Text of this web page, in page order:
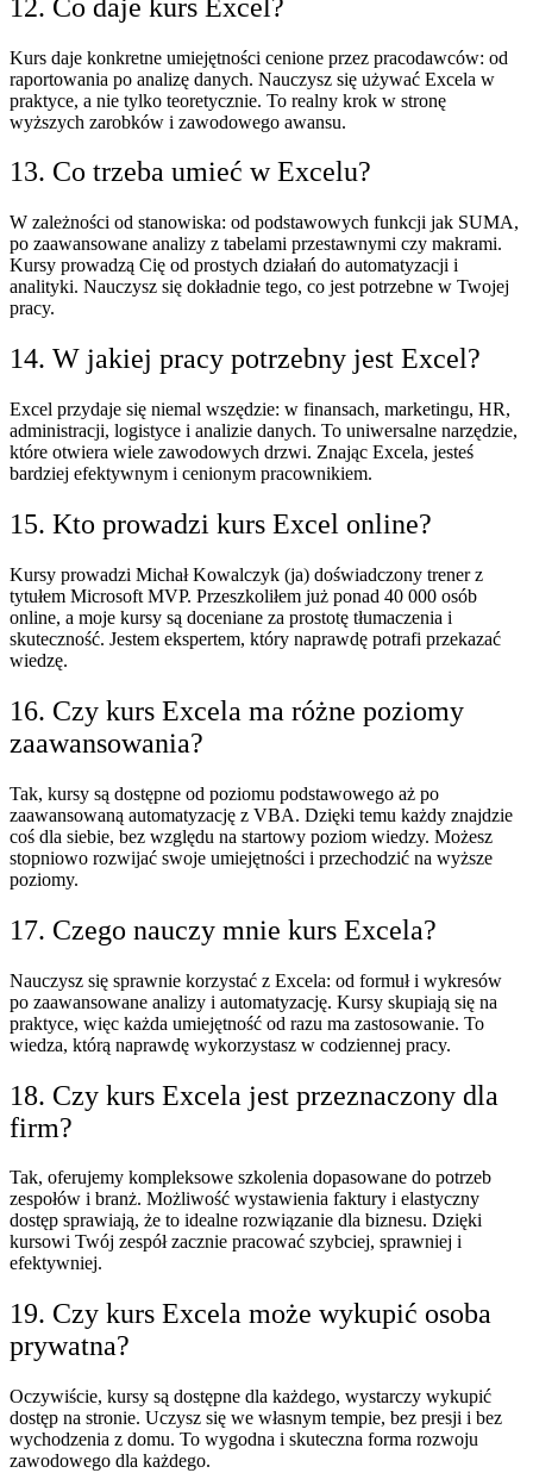
12. Co daje kurs Excel?
Kurs daje konkretne umiejętności cenione przez pracodawców: od
raportowania po analizę danych. Nauczysz się używać Excela w
praktyce, a nie tylko teoretycznie. To realny krok w stronę
wyższych zarobków i zawodowego awansu.
13. Co trzeba umieć w Excelu?
W zależności od stanowiska: od podstawowych funkcji jak SUMA,
po zaawansowane analizy z tabelami przestawnymi czy makrami.
Kursy prowadzą Cię od prostych działań do automatyzacji i
analityki. Nauczysz się dokładnie tego, co jest potrzebne w Twojej
pracy.
14. W jakiej pracy potrzebny jest Excel?
Excel przydaje się niemal wszędzie: w finansach, marketingu, HR,
administracji, logistyce i analizie danych. To uniwersalne narzędzie,
które otwiera wiele zawodowych drzwi. Znając Excela, jesteś
bardziej efektywnym i cenionym pracownikiem.
15. Kto prowadzi kurs Excel online?
Kursy prowadzi Michał Kowalczyk (ja) doświadczony trener z
tytułem Microsoft MVP. Przeszkoliłem już ponad 40 000 osób
online, a moje kursy są doceniane za prostotę tłumaczenia i
skuteczność. Jestem ekspertem, który naprawdę potrafi przekazać
wiedzę.
16. Czy kurs Excela ma różne poziomy
zaawansowania?
Tak, kursy są dostępne od poziomu podstawowego aż po
zaawansowaną automatyzację z VBA. Dzięki temu każdy znajdzie
coś dla siebie, bez względu na startowy poziom wiedzy. Możesz
stopniowo rozwijać swoje umiejętności i przechodzić na wyższe
poziomy.
17. Czego nauczy mnie kurs Excela?
Nauczysz się sprawnie korzystać z Excela: od formuł i wykresów
po zaawansowane analizy i automatyzację. Kursy skupiają się na
praktyce, więc każda umiejętność od razu ma zastosowanie. To
wiedza, którą naprawdę wykorzystasz w codziennej pracy.
18. Czy kurs Excela jest przeznaczony dla
firm?
Tak, oferujemy kompleksowe szkolenia dopasowane do potrzeb
zespołów i branż. Możliwość wystawienia faktury i elastyczny
dostęp sprawiają, że to idealne rozwiązanie dla biznesu. Dzięki
kursowi Twój zespół zacznie pracować szybciej, sprawniej i
efektywniej.
19. Czy kurs Excela może wykupić osoba
prywatna?
Oczywiście, kursy są dostępne dla każdego, wystarczy wykupić
dostęp na stronie. Uczysz się we własnym tempie, bez presji i bez
wychodzenia z domu. To wygodna i skuteczna forma rozwoju
zawodowego dla każdego.